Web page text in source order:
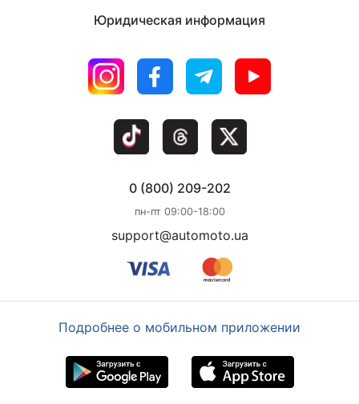
Юридическая информация
0 (800) 209-202
пн-пт 09:00-18:00
support@automoto.ua
Подробнее о мобильном приложении